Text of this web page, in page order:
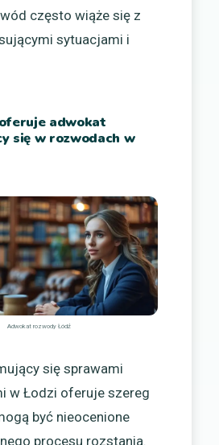
często wiąże się z
sytuacjami i
adwokat
się w rozwodach w
Adwokat rozwody Łódź
się sprawami
w Łodzi oferuje szereg
być nieocenione
procesu rozstania.